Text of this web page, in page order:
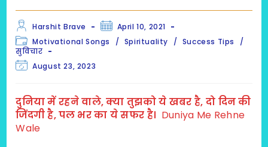
Post
author:
Harshit Brave
Post
published:
April 10, 2021
Post
category:
Motivational Songs / Spirituality / Success Tips
/
सुविचार
PostAugust 23, 2023
दुनिया में रहने वाले, क्या तुझको ये खबर है, दो दिन की
जिंदगी है, पल भर का ये सफर है। Duniya Me Rehne
Wale